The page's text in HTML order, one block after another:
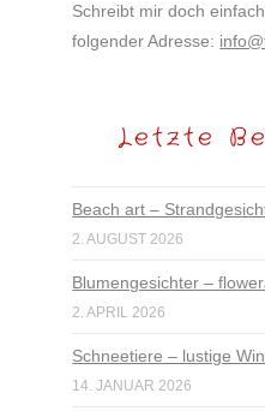
Schreibt mir doch
folgender Adresse:
Letzte
Beach art –
2. AUGUST 2026
Blumengesichter –
2. APRIL 2026
Schneetiere – lustige
14. JANUAR 2026